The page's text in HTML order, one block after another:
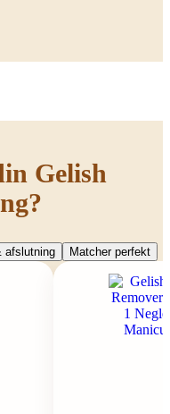
Gelish
afslutning Matcher perfekt